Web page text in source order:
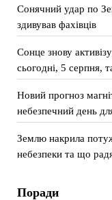
Сонячний удар по
здивував фахівців
Сонце знову
сьогодні, 5 серпня,
Новий прогноз
небезпечний день
Землю накрила
небезпеки та що
Поради